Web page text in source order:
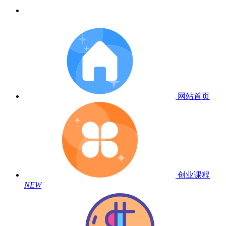
网站首页
创业课程
NEW